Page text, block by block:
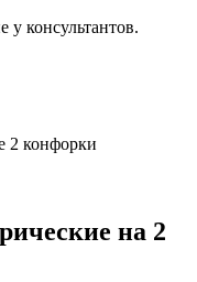
у консультантов.
2 конфорки
на 2